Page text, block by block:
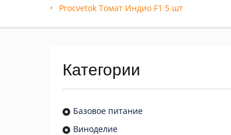
Procvetok Томат Индио F1 5 шт
Категории
Базовое питание
Виноделие